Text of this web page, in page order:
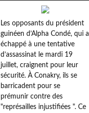
Les opposants du président
guinéen d’Alpha Condé, qui a
échappé à une tentative
d’assassinat le mardi 19
juillet, craignent pour leur
sécurité. À Conakry, ils se
barricadent pour se
prémunir contre des
"représailles injustifiées ". Ce